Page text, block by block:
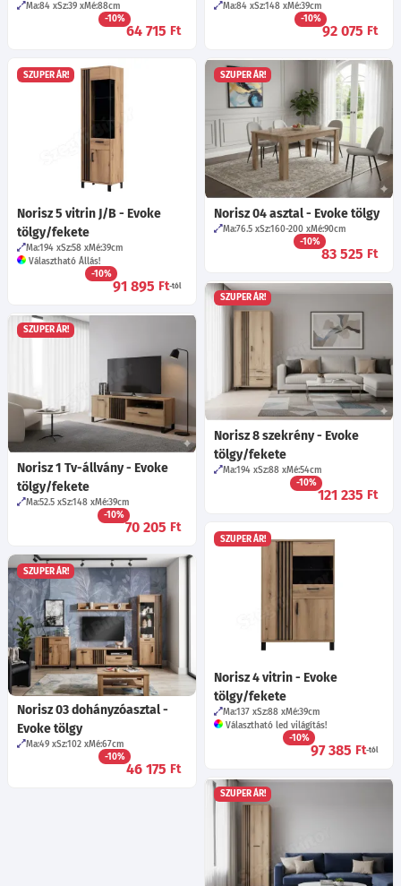
Ma:84 Sz:39 Mé:88cm
-10%
64 715 Ft
Ma:84 Sz:148 Mé:39cm
-10%
92 075 Ft
SZUPER ÁR!
Norisz 5 vitrin J/B - Evoke
tölgy/fekete
Ma:194 Sz:58 Mé:39cm
Választható Állás!
-10%
91 895 Ft-tól
SZUPER ÁR!
Norisz 04 asztal - Evoke tölgy
Ma:76.5 Sz:160-200 Mé:90cm
-10%
83 525 Ft
SZUPER ÁR!
Norisz 8 szekrény - Evoke
tölgy/fekete
Ma:194 Sz:88 Mé:54cm
-10%
121 235 Ft
SZUPER ÁR!
Norisz 1 Tv-állvány - Evoke
tölgy/fekete
Ma:52.5 Sz:148 Mé:39cm
-10%
70 205 Ft
SZUPER ÁR!
Norisz 4 vitrin - Evoke
tölgy/fekete
Ma:137 Sz:88 Mé:39cm
Választható led világítás!
-10%
97 385 Ft-tól
SZUPER ÁR!
Norisz 03 dohányzóasztal -
Evoke tölgy
Ma:49 Sz:102 Mé:67cm
-10%
46 175 Ft
SZUPER ÁR!